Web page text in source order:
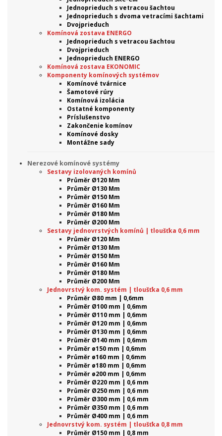
Jednoprieduch s vetracou šachtou
Jednoprieduch s dvoma vetracími šachtami
Dvojprieduch
Komínová zostava ENERGO
Jednoprieduch s vetracou šachtou
Dvojprieduch
Jednoprieduch ENERGO
Komínová zostava EKONOMIC
Komponenty komínových systémov
Komínové tvárnice
Šamotové rúry
Komínová izolácia
Ostatné komponenty
Príslušenstvo
Zakončenie komínov
Komínové dosky
Montážne sady
Nerezové komínové systémy
Sestavy izolovaných komínů
Průměr Ø120 Mm
Průměr Ø130 Mm
Průměr Ø150 Mm
Průměr Ø160 Mm
Průměr Ø180 Mm
Průměr Ø200 Mm
Sestavy jednovrstvých komínů | tloušťka 0,6 mm
Průměr Ø120 Mm
Průměr Ø130 Mm
Průměr Ø150 Mm
Průměr Ø160 Mm
Průměr Ø180 Mm
Průměr Ø200 Mm
Jednovrstvý kom. systém | tloušťka 0,6 mm
Průměr Ø80 mm | 0,6mm
Průměr Ø100 mm | 0,6mm
Průměr Ø110 mm | 0,6mm
Průměr Ø120 mm | 0,6mm
Průměr Ø130 mm | 0,6mm
Průměr Ø140 mm | 0,6mm
Průměr ø150 mm | 0,6mm
Průměr ø160 mm | 0,6mm
Průměr ø180 mm | 0,6mm
Průměr ø200 mm | 0,6mm
Průměr Ø220 mm | 0,6 mm
Průměr Ø250 mm | 0,6 mm
Průměr Ø300 mm | 0,6 mm
Průměr Ø350 mm | 0,6 mm
Průměr Ø400 mm | 0,6 mm
Jednovrstvý kom. systém | tloušťka 0,8 mm
Průměr Ø150 mm | 0,8 mm